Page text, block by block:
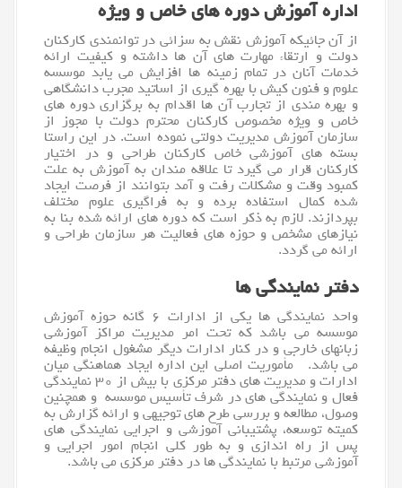
اداره آموزش دوره های خاص و ویژه
از آن جائیکه آموزش نقش به سزائی در توانمندی کارکنان
دولت و ارتقاء مهارت های آن ها داشته و کیفیت ارائه
خدمات آنان در تمام زمینه ها افزایش می یابد موسسه
علوم و فنون کیش با بهره گیری از اساتید مجرب دانشگاهی
و بهره مندی از تجارب آن ها اقدام به برگزاری دوره های
خاص و ویژه مخصوص کارکنان محترم دولت با مجوز از
سازمان آموزش مدیریت دولتی نموده است. در این راستا
بسته های آموزشی خاص کارکنان طراحی و در اختیار
کارکنان قرار می گیرد تا علاقه مندان به آموزش به علت
کمبود وقت و مشکلات رفت و آمد بتوانند از فرصت ایجاد
شده کمال استفاده برده و به فراگیری علوم مختلف
بپردازند. لازم به ذکر است که دوره های ارائه شده بنا به
نیازهای مشخص و حوزه های فعالیت هر سازمان طراحی و
ارائه می گردد.
دفتر نمایندگی ها
واحد نمایندگی ها یکی از ادارات ۶ گانه حوزه آموزش
موسسه می باشد که تحت امر مدیریت مراکز آموزشی
زبانهای خارجی و در کنار ادارات دیگر مشغول انجام وظیفه
می باشد. مأموریت اصلی این اداره ایجاد هماهنگی میان
ادارات و مدیریت های دفتر مرکزی با بیش از ۳۰ نمایندگی
فعال و نمایندگی های در شرف تأسیس موسسه و همچنین
وصول، مطالعه و بررسی طرح های توجیهی و ارائه گزارش به
کمیته توسعه، پشتیبانی آموزشی و اجرایی نمایندگی های
پس از راه اندازی و به طور کلی انجام امور اجرایی و
آموزشی مرتبط با نمایندگی ها در دفتر مرکزی می باشد.